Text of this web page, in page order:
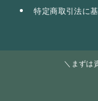
特定商取引法に
＼まずは